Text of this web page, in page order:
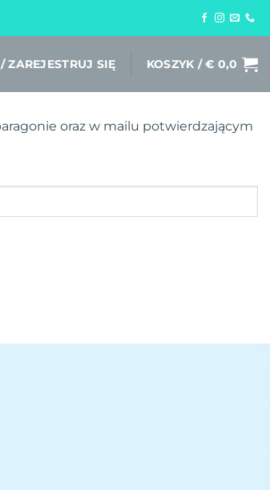
ZAREJESTRUJ SIĘ KOSZYK /€ 0,0
oraz w mailu potwierdzającym